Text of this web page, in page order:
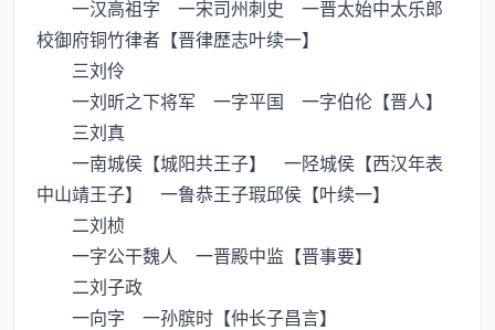
一汉高祖字 一宋司州刺史 一晋太始中太乐郎
校御府铜竹律者【晋律歴志叶续一】
三刘伶
一刘昕之下将军 一字平国 一字伯伦【晋人】
三刘真
一南城侯【城阳共王子】 一陉城侯【西汉年表
中山靖王子】 一鲁恭王子瑕邱侯【叶续一】
二刘桢
一字公干魏人 一晋殿中监【晋事要】
二刘子政
一向字 一孙膑时【仲长子昌言】